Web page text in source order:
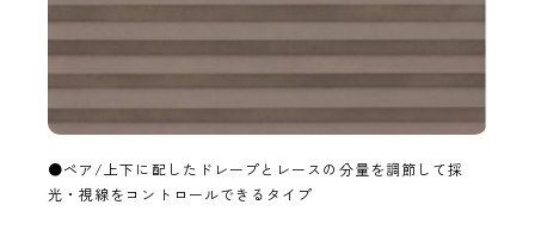
●ペア/上下に配したドレープとレースの分量を調節して採
光・視線をコントロールできるタイプ